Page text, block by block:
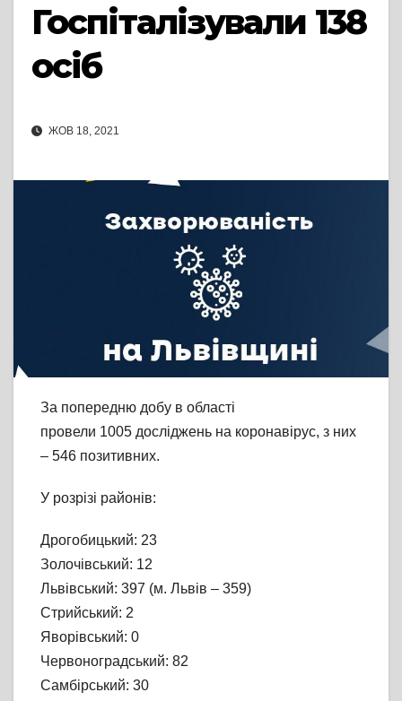
Госпіталізували 138
осіб
ЖОВ 18, 2021
За попередню добу в області
провели 1005 досліджень на коронавірус, з них
– 546 позитивних.
У розрізі районів:
Дрогобицький: 23
Золочівський: 12
Львівський: 397 (м. Львів – 359)
Стрийський: 2
Яворівський: 0
Червоноградський: 82
Самбірський: 30